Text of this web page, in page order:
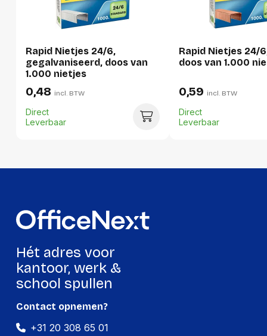
Per stuk
Breedte:
37 millimeter
Hoogte:
Lengte:
75 millimeter
Gewicht:
246 gram
Hoogte:
77 millimeter
Gewicht:
Hoeveelheid:
Rapid Nietjes 24/6,
gegalvaniseerd, doos van
1.000 nietjes
0,48 incl. BTW
Direct
Leverbaar
Rapid Nietjes 24/
doos van 1.000
0,59 incl. BTW
Direct
Leverbaar
Hét adres voor
kantoor, werk &
school spullen
Contact opnemen?
+31 20 308 65 01